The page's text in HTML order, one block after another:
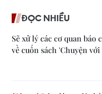
ĐỌC NHIỀU
Sẽ xử lý các cơ quan báo
về cuốn sách 'Chuyện